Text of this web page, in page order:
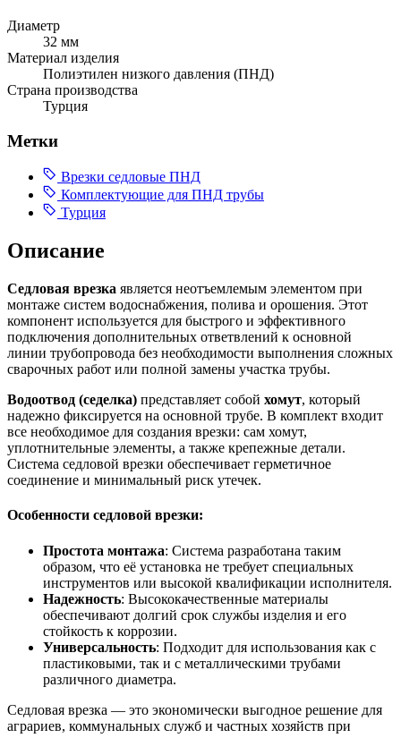
Диаметр
32 мм
Материал изделия
Полиэтилен низкого давления (ПНД)
Страна производства
Турция
Метки
Врезки седловые ПНД
Комплектующие для ПНД трубы
Турция
Описание
Седловая врезка является неотъемлемым элементом при
монтаже систем водоснабжения, полива и орошения. Этот
компонент используется для быстрого и эффективного
подключения дополнительных ответвлений к основной
линии трубопровода без необходимости выполнения сложных
сварочных работ или полной замены участка трубы.
Водоотвод (седелка) представляет собой хомут, который
надежно фиксируется на основной трубе. В комплект входит
все необходимое для создания врезки: сам хомут,
уплотнительные элементы, а также крепежные детали.
Система седловой врезки обеспечивает герметичное
соединение и минимальный риск утечек.
Особенности седловой врезки:
Простота монтажа: Система разработана таким
образом, что её установка не требует специальных
инструментов или высокой квалификации исполнителя.
Надежность: Высококачественные материалы
обеспечивают долгий срок службы изделия и его
стойкость к коррозии.
Универсальность: Подходит для использования как с
пластиковыми, так и с металлическими трубами
различного диаметра.
Седловая врезка — это экономически выгодное решение для
аграриев, коммунальных служб и частных хозяйств при